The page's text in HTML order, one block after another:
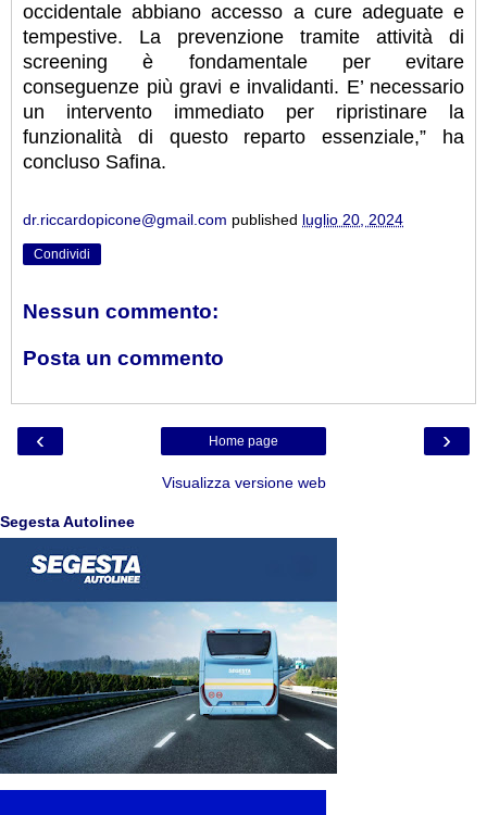
occidentale abbiano accesso a cure adeguate e
tempestive. La prevenzione tramite attività di
screening è fondamentale per evitare
conseguenze più gravi e invalidanti. E’ necessario
un intervento immediato per ripristinare la
funzionalità di questo reparto essenziale,” ha
concluso Safina.
dr.riccardopicone@gmail.com published luglio 20, 2024
Condividi
Nessun commento:
Posta un commento
‹ ›
Home page
Visualizza versione web
Segesta Autolinee